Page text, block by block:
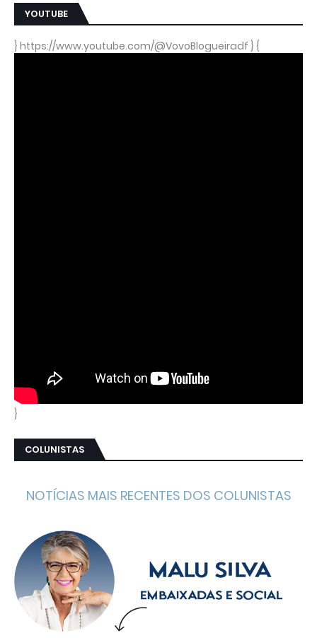
YOUTUBE
} https://www.youtube.com/@VovoBlogueiradf } {
}
COLUNISTAS
NOTÍCIAS MAIS RECENTES DOS COLUNISTAS